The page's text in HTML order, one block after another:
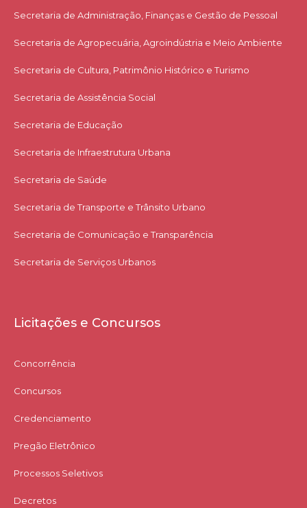
Secretaria de Administração, Finanças e Gestão de Pessoal
Secretaria de Agropecuária, Agroindústria e Meio Ambiente
Secretaria de Cultura, Patrimônio Histórico e Turismo
Secretaria de Assistência Social
Secretaria de Educação
Secretaria de Infraestrutura Urbana
Secretaria de Saúde
Secretaria de Transporte e Trânsito Urbano
Secretaria de Comunicação e Transparência
Secretaria de Serviços Urbanos
Licitações e Concursos
Concorrência
Concursos
Credenciamento
Pregão Eletrônico
Processos Seletivos
Decretos